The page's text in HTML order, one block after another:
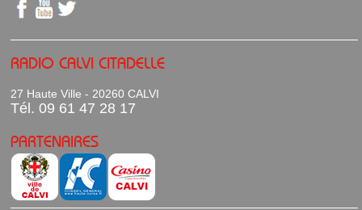
RADIO CALVI CITADELLE
27 Haute Ville - 20260 CALVI
Tél. 09 61 47 28 17
PARTENAIRES